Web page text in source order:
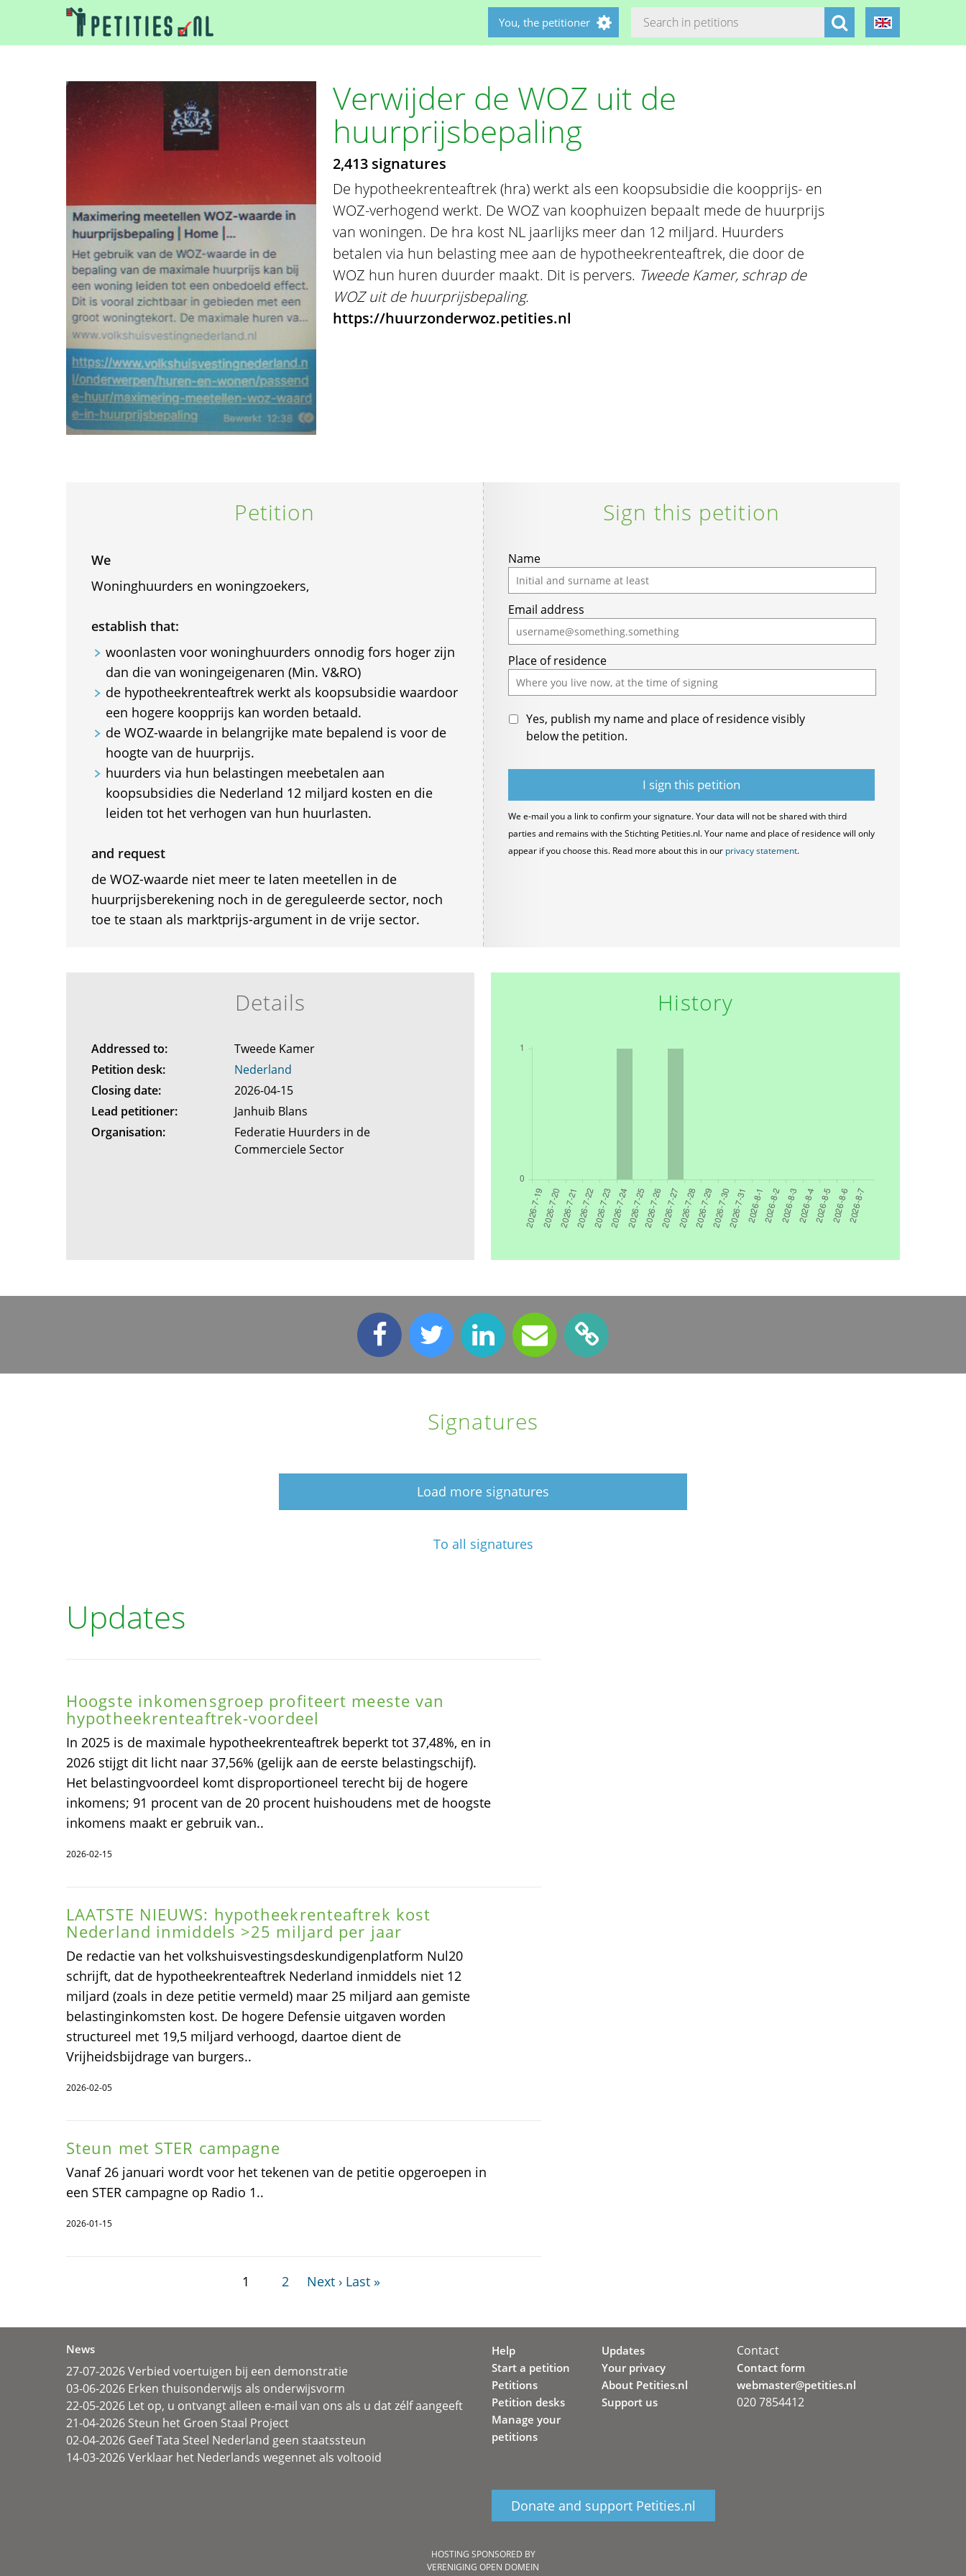
You, the petitioner
Verwijder de WOZ uit de
huurprijsbepaling
2,413 signatures
De hypotheekrenteaftrek (hra) werkt als een koopsubsidie die koopprijs- en
WOZ-verhogend werkt. De WOZ van koophuizen bepaalt mede de huurprijs
van woningen. De hra kost NL jaarlijks meer dan 12 miljard. Huurders
betalen via hun belasting mee aan de hypotheekrenteaftrek, die door de
WOZ hun huren duurder maakt. Dit is pervers. Tweede Kamer, schrap de
WOZ uit de huurprijsbepaling.
https://huurzonderwoz.petities.nl
Petition
We
Woninghuurders en woningzoekers,
establish that:
woonlasten voor woninghuurders onnodig fors hoger zijn
dan die van woningeigenaren (Min. V&RO)
de hypotheekrenteaftrek werkt als koopsubsidie waardoor
een hogere koopprijs kan worden betaald.
de WOZ-waarde in belangrijke mate bepalend is voor de
hoogte van de huurprijs.
huurders via hun belastingen meebetalen aan
koopsubsidies die Nederland 12 miljard kosten en die
leiden tot het verhogen van hun huurlasten.
and request
de WOZ-waarde niet meer te laten meetellen in de
huurprijsberekening noch in de gereguleerde sector, noch
toe te staan als marktprijs-argument in de vrije sector.
Sign this petition
Name
Email address
Place of residence
Yes, publish my name and place of residence visibly
below the petition.
We e-mail you a link to confirm your signature. Your data will not be shared with third
parties and remains with the Stichting Petities.nl. Your name and place of residence will only
appear if you choose this. Read more about this in our privacy statement.
Details
Addressed to:
Tweede Kamer
Petition desk:
Nederland
Closing date:
2026-04-15
Lead petitioner:
Janhuib Blans
Organisation:
Federatie Huurders in de
Commerciele Sector
History
Signatures
Load more signatures
To all signatures
Updates
Hoogste inkomensgroep profiteert meeste van
hypotheekrenteaftrek-voordeel
In 2025 is de maximale hypotheekrenteaftrek beperkt tot 37,48%, en in
2026 stijgt dit licht naar 37,56% (gelijk aan de eerste belastingschijf).
Het belastingvoordeel komt disproportioneel terecht bij de hogere
inkomens; 91 procent van de 20 procent huishoudens met de hoogste
inkomens maakt er gebruik van..
2026-02-15
LAATSTE NIEUWS: hypotheekrenteaftrek kost
Nederland inmiddels >25 miljard per jaar
De redactie van het volkshuisvestingsdeskundigenplatform Nul20
schrijft, dat de hypotheekrenteaftrek Nederland inmiddels niet 12
miljard (zoals in deze petitie vermeld) maar 25 miljard aan gemiste
belastinginkomsten kost. De hogere Defensie uitgaven worden
structureel met 19,5 miljard verhoogd, daartoe dient de
Vrijheidsbijdrage van burgers..
2026-02-05
Steun met STER campagne
Vanaf 26 januari wordt voor het tekenen van de petitie opgeroepen in
een STER campagne op Radio 1..
2026-01-15
1 2 Next › Last »
News
27-07-2026 Verbied voertuigen bij een demonstratie
03-06-2026 Erken thuisonderwijs als onderwijsvorm
22-05-2026 Let op, u ontvangt alleen e-mail van ons als u dat zélf aangeeft
21-04-2026 Steun het Groen Staal Project
02-04-2026 Geef Tata Steel Nederland geen staatssteun
14-03-2026 Verklaar het Nederlands wegennet als voltooid
Help
Start a petition
Petitions
Petition desks
Manage your
petitions
Updates
Your privacy
About Petities.nl
Support us
Donate and support Petities.nl
Contact
Contact form
webmaster@petities.nl
020 7854412
HOSTING SPONSORED BY
VERENIGING OPEN DOMEIN